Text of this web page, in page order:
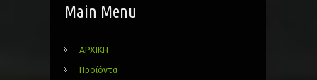
Main Menu
ΑΡΧΙΚΗ
Προϊόντα